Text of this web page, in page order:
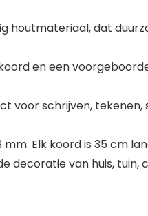
houtmateriaal, dat
en een
voor schrijven, tekenen,
Elk koord is 35 cm
decoratie van huis,